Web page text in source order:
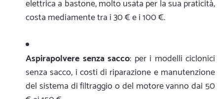
elettrica a bastone, molto usata per la sua praticità,
costa mediamente tra i 30 € e i 100 €.
Aspirapolvere senza sacco: per i modelli ciclonici
senza sacco, i costi di riparazione e manutenzione
del sistema di filtraggio o del motore vanno dai 50